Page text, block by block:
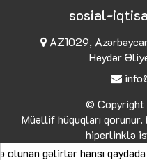
sosial-
AZ1029,
Heydər
©
Müəllif hüquqları
hiperlinklə
hansı qaydada